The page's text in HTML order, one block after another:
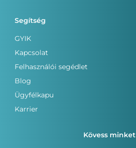
Segítség
GYIK
Kapcsolat
Felhasználói segédlet
Blog
Ügyfélkapu
Karrier
Kövess minket